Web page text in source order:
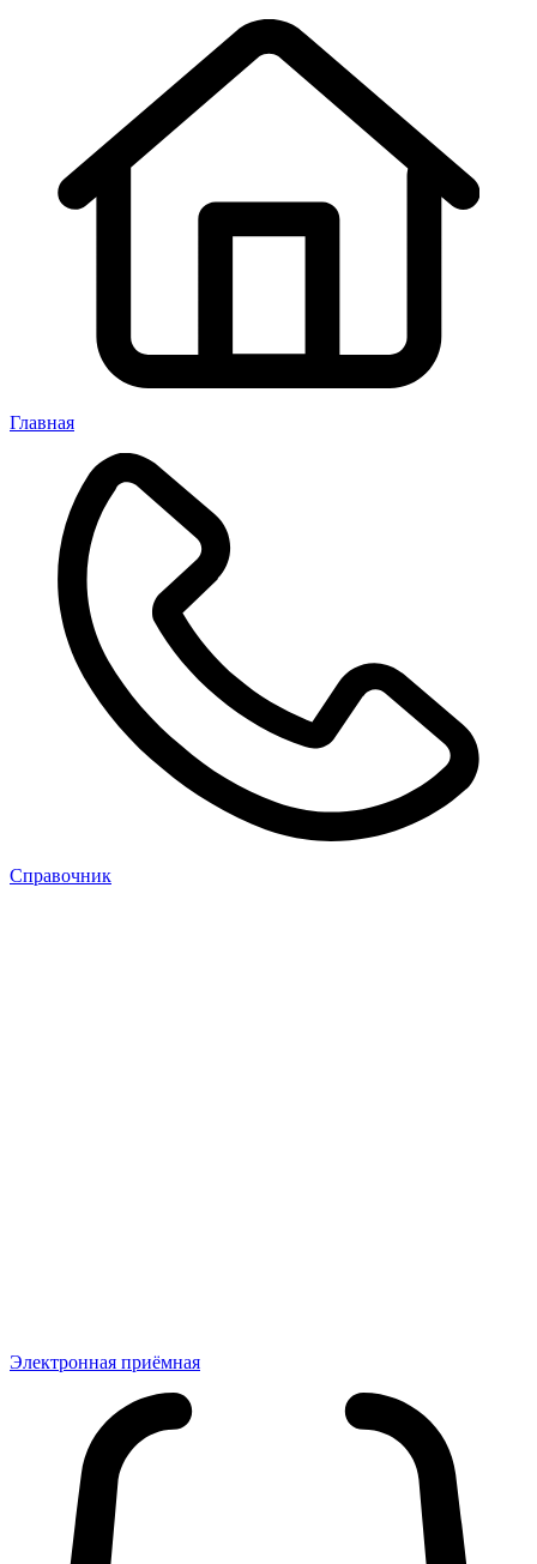
Главная
Cправочник
Электронная приёмная